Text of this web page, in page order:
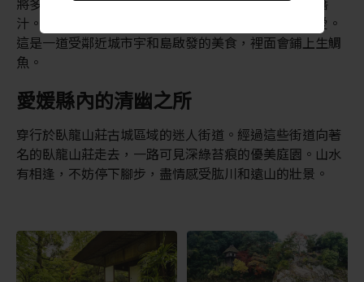
汁。如果您對海鮮情有獨鍾，鯛魚飯應該會是您的最愛。
這是一道受鄰近城市宇和島啟發的美食，裡面會鋪上生鯛
魚。
愛媛縣內的清幽之所
穿行於臥龍山莊古城區域的迷人街道。經過這些街道向著
名的臥龍山莊走去，一路可見深綠苔痕的優美庭園。山水
有相逢，不妨停下腳步，盡情感受肱川和遠山的壯景。